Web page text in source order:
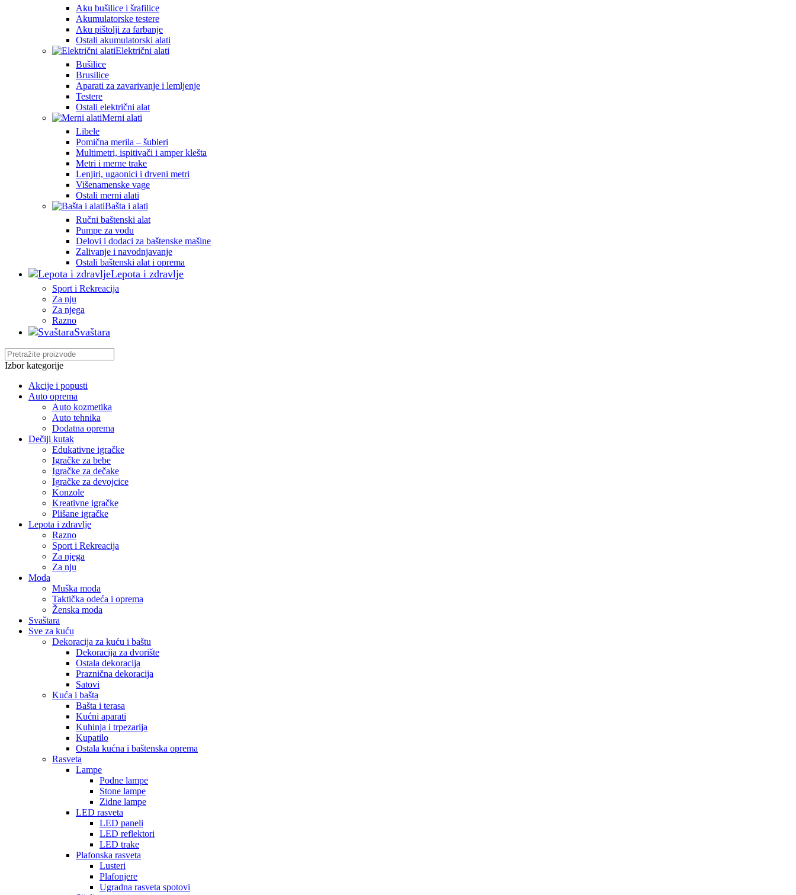
Aku bušilice i šrafilice
Akumulatorske testere
Aku pištolji za farbanje
Ostali akumulatorski alati
Električni alati
Bušilice
Brusilice
Aparati za zavarivanje i lemljenje
Testere
Ostali električni alat
Merni alati
Libele
Pomična merila – šubleri
Multimetri, ispitivači i amper klešta
Metri i merne trake
Lenjiri, ugaonici i drveni metri
Višenamenske vage
Ostali merni alati
Bašta i alati
Ručni baštenski alat
Pumpe za vodu
Delovi i dodaci za baštenske mašine
Zalivanje i navodnjavanje
Ostali baštenski alat i oprema
Lepota i zdravlje
Sport i Rekreacija
Za nju
Za njega
Razno
Svaštara
Izbor kategorije
Akcije i popusti
Auto oprema
Auto kozmetika
Auto tehnika
Dodatna oprema
Dečiji kutak
Edukativne igračke
Igračke za bebe
Igračke za dečake
Igračke za devojcice
Konzole
Kreativne igračke
Plišane igračke
Lepota i zdravlje
Razno
Sport i Rekreacija
Za njega
Za nju
Moda
Muška moda
Taktička odeća i oprema
Ženska moda
Svaštara
Sve za kuću
Dekoracija za kuću i baštu
Dekoracija za dvorište
Ostala dekoracija
Praznična dekoracija
Satovi
Kuća i bašta
Bašta i terasa
Kućni aparati
Kuhinja i trpezarija
Kupatilo
Ostala kućna i baštenska oprema
Rasveta
Lampe
Podne lampe
Stone lampe
Zidne lampe
LED rasveta
LED paneli
LED reflektori
LED trake
Plafonska rasveta
Lusteri
Plafonjere
Ugradna rasveta spotovi